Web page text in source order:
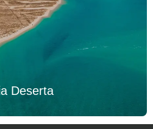
Deserta